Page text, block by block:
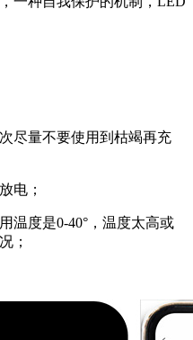
尽量不要使用到枯竭再充
电；
温度是0-40°，温度太高或
；